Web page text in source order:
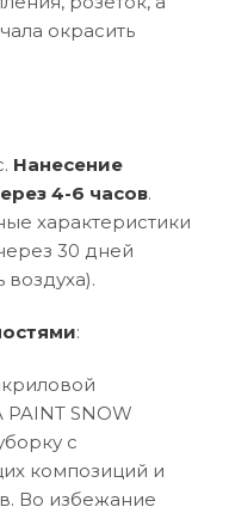
окрасить
Нанесение
4-6 часов.
характеристики
30 дней
воздуха).
:
SNOW
с
композиций и
Во избежание